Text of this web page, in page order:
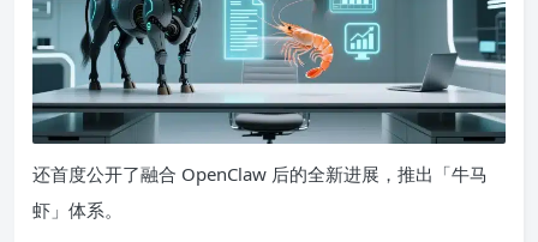
还首度公开了融合 OpenClaw 后的全新进展，推出「牛马
虾」体系。